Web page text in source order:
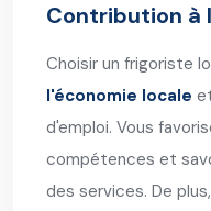
Contribution à
Choisir un frigoriste
l'économie locale
d'emploi. Vous
compétences et
des services. De